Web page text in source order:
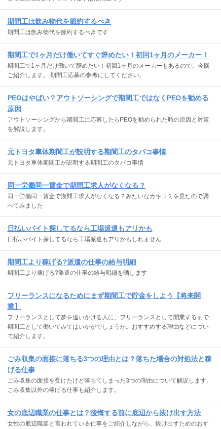
期間工は飲み物代を節約するべき
期間工は飲み物代を節約するべきです
期間工で1ヶ月だけ働いてすぐ辞めたい！初回1ヶ月のメーカー！
期間工で1ヶ月だけ働いて辞めたい！初回1ヶ月のメーカーもあるので、今回
ご紹介します。 期間工応募の参考にしてください。
PEOはやばい？アウトソーシングで期間工ではなくPEOを勧める
原因
アウトソーシングから期間工に応募したらPEOを勧められた時の原因と対策
を解説します。
元トヨタ車体期間工が説明する期間工のタバコ事情
元トヨタ車体期間工が説明する期間工のタバコ事情
同一労働同一賃金で期間工求人がなくなる？
同一労働同一賃金で期間工求人がなくなる？みたいなカキコミを見たので調
べてみました
日払いバイト探してるなら工場派遣もアリかも
日払いバイト探してるなら工場派遣もアリかもしれません
期間工より稼げる?派遣の仕事の給与明細
期間工より稼げる?派遣の仕事の給与明細を晒します
フリーランスになるためにまず期間工で貯金をしよう【将来開
業】
フリーランスとして夢を追いかける人に、フリーランスとして開業するまで
期間工として働いてみてはいかがでしょうか。おすすめする理由などについ
て紹介します。
ごみ収集の面接に落ちる3つの理由とは？落ちた場合の対処法と稼
げる仕事
ごみ収集の面接を受けたけど落ちてしまった3つの理由について解説します。
ごみ収集以外の稼げる仕事も紹介します。
女の底辺職業の仕事とは？後悔する前に底辺から抜け出す方法
女性の底辺職業と言われている仕事をご紹介しながら、抜け出すためのおす